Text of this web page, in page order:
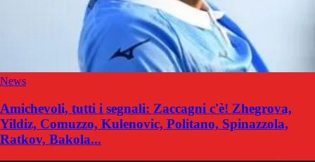
News
Amichevoli, tutti i segnali: Zaccagni c'è! Zhegrova,
Yildiz, Comuzzo, Kulenovic, Politano, Spinazzola,
Ratkov, Bakola...